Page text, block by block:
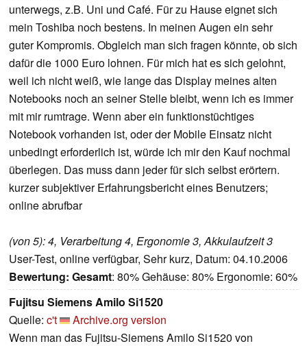
unterwegs, z.B. Uni und Café. Für zu Hause eignet sich
mein Toshiba noch bestens. In meinen Augen ein sehr
guter Kompromis. Obgleich man sich fragen könnte, ob sich
dafür die 1000 Euro lohnen. Für mich hat es sich gelohnt,
weil ich nicht weiß, wie lange das Display meines alten
Notebooks noch an seiner Stelle bleibt, wenn ich es immer
mit mir rumtrage. Wenn aber ein funktionstüchtiges
Notebook vorhanden ist, oder der Mobile Einsatz nicht
unbedingt erforderlich ist, würde ich mir den Kauf nochmal
überlegen. Das muss dann jeder für sich selbst erörtern.
kurzer subjektiver Erfahrungsbericht eines Benutzers;
online abrufbar
(von 5): 4, Verarbeitung 4, Ergonomie 3, Akkulaufzeit 3
User-Test, online verfügbar, Sehr kurz, Datum: 04.10.2006
Bewertung: Gesamt: 80% Gehäuse: 80% Ergonomie: 60%
Fujitsu Siemens Amilo Si1520
Quelle: c't
Archive.org version
Wenn man das Fujitsu-Siemens Amilo Si1520 von